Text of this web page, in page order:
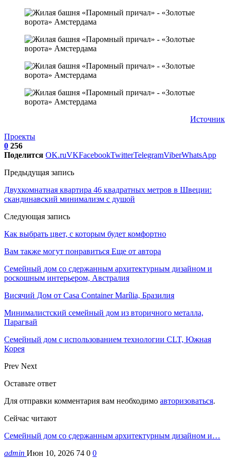
Источник
Проекты
0 256
Поделится OK.ruVKFacebookTwitterTelegramViberWhatsApp
Предыдущая запись
Двухкомнатная квартира 46 квадратных метров в Швеции:
скандинавский минимализм с душой
Следующая запись
Как выбрать цвет, с которым будет комфортно
Вам также могут понравиться Еще от автора
Семейный дом со сдержанным архитектурным дизайном и
роскошным интерьером, Австралия
Висячий Дом от Casa Container Marília, Бразилия
Минималистский семейный дом из вторичного металла,
Парагвай
Семейный дом с использованием технологии CLT, Южная
Корея
Prev Next
Оставьте ответ
Для отправки комментария вам необходимо авторизоваться.
Сейчас читают
Семейный дом со сдержанным архитектурным дизайном и…
admin Июн 10, 2026 74 0 0